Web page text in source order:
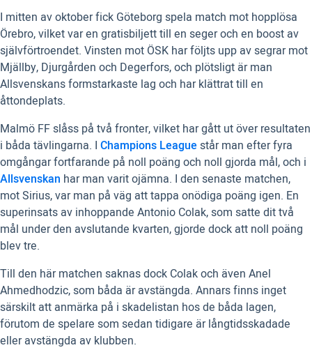
I mitten av oktober fick Göteborg spela match mot hopplösa
Örebro, vilket var en gratisbiljett till en seger och en boost av
självförtroendet. Vinsten mot ÖSK har följts upp av segrar mot
Mjällby, Djurgården och Degerfors, och plötsligt är man
Allsvenskans formstarkaste lag och har klättrat till en
åttondeplats.
Malmö FF slåss på två fronter, vilket har gått ut över resultaten
i båda tävlingarna. I Champions Leaguestår man efter fyra
omgångar fortfarande på noll poäng och noll gjorda mål, och i
Allsvenskan har man varit ojämna. I den senaste matchen,
mot Sirius, var man på väg att tappa onödiga poäng igen. En
superinsats av inhoppande Antonio Colak, som satte dit två
mål under den avslutande kvarten, gjorde dock att noll poäng
blev tre.
Till den här matchen saknas dock Colak och även Anel
Ahmedhodzic, som båda är avstängda. Annars finns inget
särskilt att anmärka på i skadelistan hos de båda lagen,
förutom de spelare som sedan tidigare är långtidsskadade
eller avstängda av klubben.